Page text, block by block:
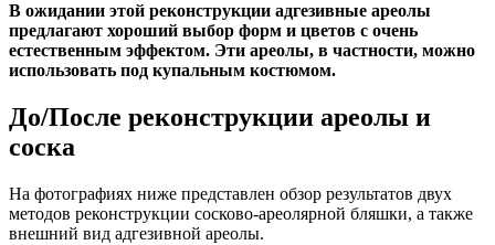
В ожидании этой реконструкции адгезивные ареолы
предлагают хороший выбор форм и цветов с очень
естественным эффектом. Эти ареолы, в частности, можно
использовать под купальным костюмом.
До/После реконструкции ареолы и
соска
На фотографиях ниже представлен обзор результатов двух
методов реконструкции сосково-ареолярной бляшки, а также
внешний вид адгезивной ареолы.